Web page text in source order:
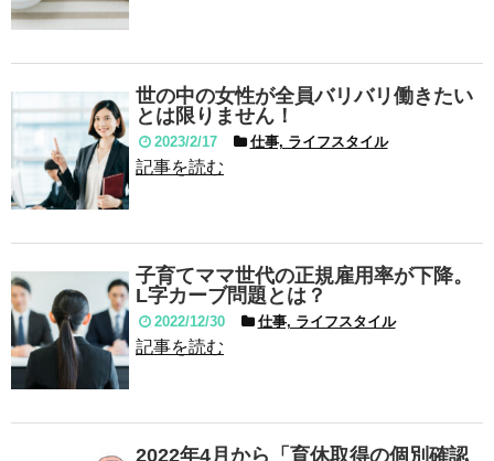
世の中の女性が全員バリバリ働きたい
とは限りません！
2023/2/17 仕事, ライフスタイル
記事を読む
子育てママ世代の正規雇用率が下降。
L字カーブ問題とは？
2022/12/30 仕事, ライフスタイル
記事を読む
2022年4月から「育休取得の個別確認